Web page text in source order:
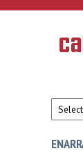
Overslaan en naar
van de